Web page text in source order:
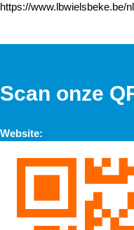
https://www.lbwielsbeke.be/
Scan onze
Website: